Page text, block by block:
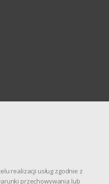
realizacji usług zgodnie z
przechowywania lub